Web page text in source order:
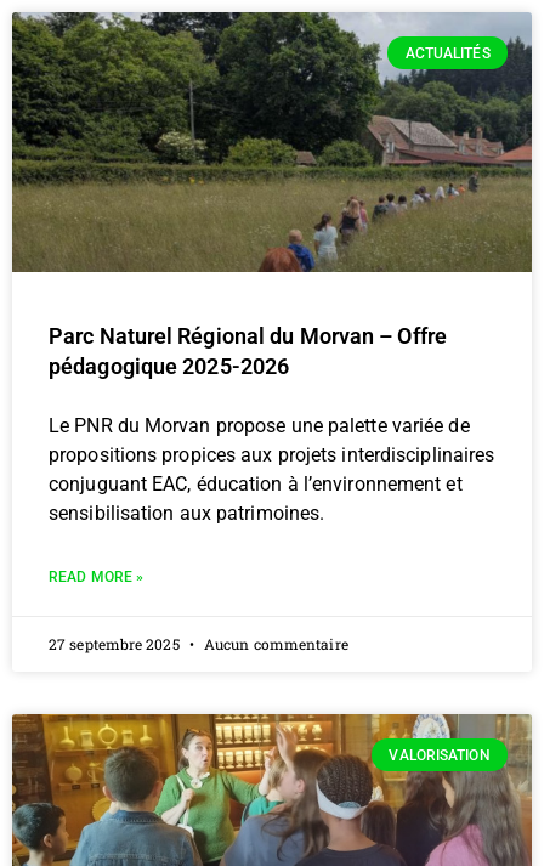
ACTUALITÉS
Parc Naturel Régional du Morvan – Offre
pédagogique 2025-2026
Le PNR du Morvan propose une palette variée de
propositions propices aux projets interdisciplinaires
conjuguant EAC, éducation à l’environnement et
sensibilisation aux patrimoines.
READ MORE »
27 septembre 2025 Aucun commentaire
VALORISATION